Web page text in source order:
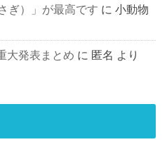
ぎ）」が最高です に小動物
大発表まとめ に 匿名 より